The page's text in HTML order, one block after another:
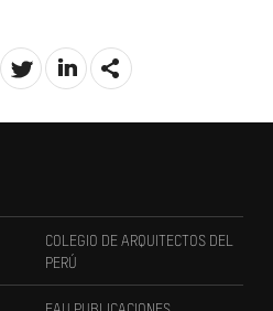
COLEGIO DE ARQUITECTOS DEL
PERÚ